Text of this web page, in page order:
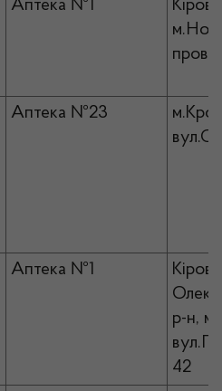
Аптека №1
Аптека №23
Аптека №1
р-н,
42